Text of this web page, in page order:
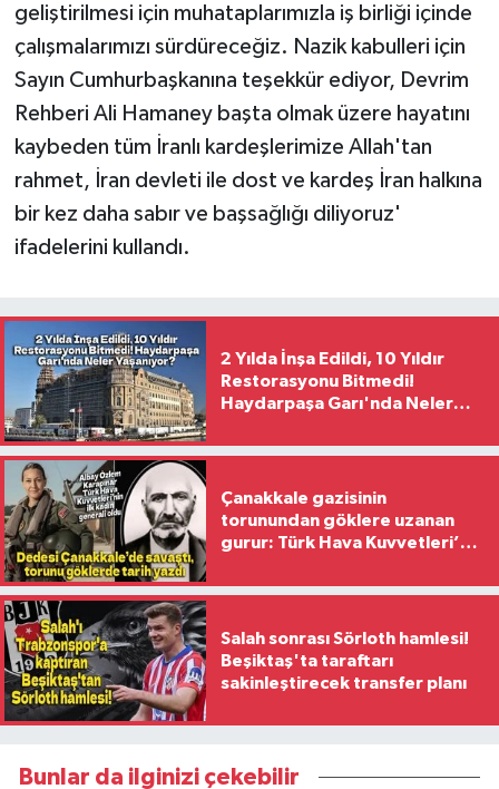
geliştirilmesi için muhataplarımızla iş birliği içinde
çalışmalarımızı sürdüreceğiz. Nazik kabulleri için
Sayın Cumhurbaşkanına teşekkür ediyor, Devrim
Rehberi Ali Hamaney başta olmak üzere hayatını
kaybeden tüm İranlı kardeşlerimize Allah'tan
rahmet, İran devleti ile dost ve kardeş İran halkına
bir kez daha sabır ve başsağlığı diliyoruz'
ifadelerini kullandı.
2 Yılda İnşa Edildi, 10 Yıldır
Restorasyonu Bitmedi!
Haydarpaşa Garı'nda Neler
Çanakkale gazisinin
torunundan göklere uzanan
gurur: Türk Hava Kuvvetleri’nin
Salah sonrası Sörloth hamlesi!
Beşiktaş'ta taraftarı
sakinleştirecek transfer planı
Bunlar da ilginizi çekebilir